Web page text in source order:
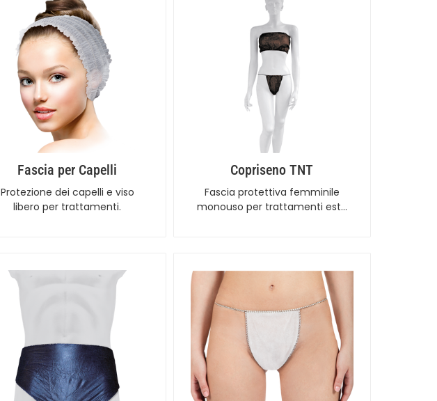
Fascia per Capelli
Protezione dei capelli e viso
libero per trattamenti.
Copriseno TNT
Fascia protettiva femminile
monouso per trattamenti est…